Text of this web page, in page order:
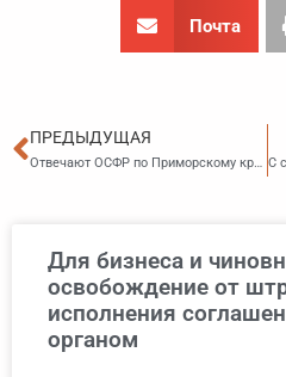
Почта
Пред
ПРЕДЫДУЩАЯ
Отвечают ОСФР по Приморскому краю…(01.07.2024)
Для бизнеса и
освобождение от
исполнения
органом